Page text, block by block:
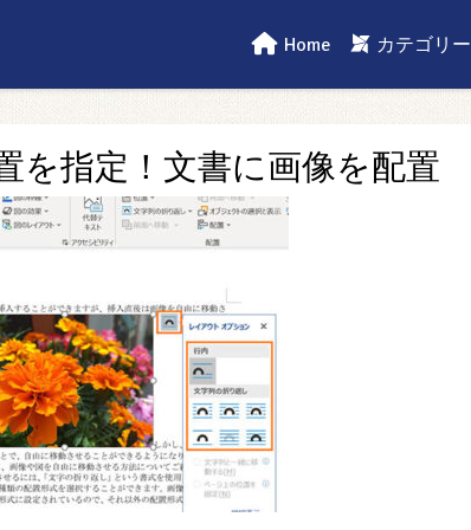
Home カテゴリー
を指定！文書に画像を配置